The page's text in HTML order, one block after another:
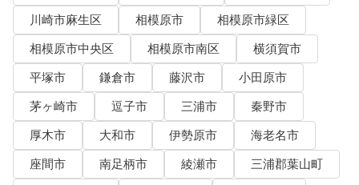
川崎市麻生区
相模原市
相模原市緑区
相模原市中央区
相模原市南区
横須賀市
平塚市
鎌倉市 藤沢市
小田原市
茅ヶ崎市
逗子市 三浦市
秦野市
厚木市
大和市 伊勢原市
海老名市
座間市
南足柄市 綾瀬市
三浦郡葉山町